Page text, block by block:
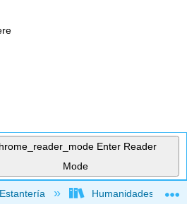
Enter Reader
Mode
jerarquía global
Estantería Humanidades